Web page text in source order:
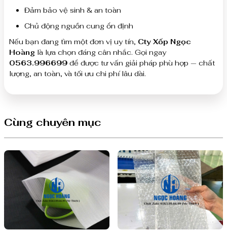
Đảm bảo vệ sinh & an toàn
Chủ động nguồn cung ổn định
Nếu bạn đang tìm một đơn vị uy tín, Cty Xốp Ngọc
Hoàng là lựa chọn đáng cân nhắc. Gọi ngay
0563.996699 để được tư vấn giải pháp phù hợp — chất
lượng, an toàn, và tối ưu chi phí lâu dài.
Cùng chuyên mục